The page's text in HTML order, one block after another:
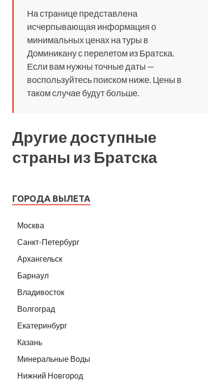
На странице представлена
исчерпывающая информация о
минимальных ценах на туры в
Доминикану с перелетом из Братска.
Если вам нужны точные даты —
воспользуйтесь поиском ниже. Цены в
таком случае будут больше.
Другие доступные
страны из Братска
ГОРОДА ВЫЛЕТА
Москва
Санкт-Петербург
Архангельск
Барнаул
Владивосток
Волгоград
Екатеринбург
Казань
Минеральные Воды
Нижний Новгород